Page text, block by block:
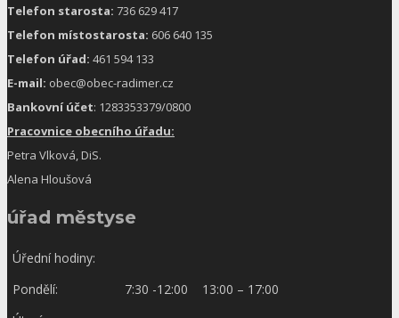
Telefon starosta: 736 629 417
Telefon místostarosta: 606 640 135
Telefon úřad: 461 594 133
E-mail: obec@obec-radimer.cz
Bankovní účet: 1283353379/0800
Pracovnice obecního úřadu:
Petra Vlková, DiS.
Alena Hloušová
úřad městyse
Úřední hodiny:
Pondělí:
7:30 -12:00 13:00 – 17:00